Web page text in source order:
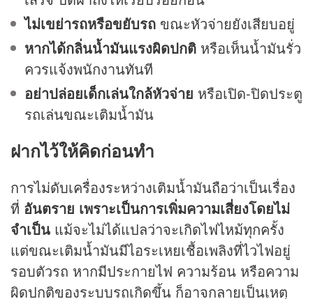
ไม่เขย่ารถหรือขยับรถ ขณะหัวจ่ายยังเสียบอยู่
หากได้กลิ่นน้ำมันแรงผิดปกติ หรือเห็นน้ำมันรั่ว
ควรแจ้งพนักงานทันที
อย่าปล่อยเด็กเล่นใกล้หัวจ่าย หรือเปิด-ปิดประตู
รถเล่นขณะเติมน้ำมัน
ฝากไว้ให้คิดก่อนทำ
การไม่ดับเครื่องระหว่างเติมน้ำมันถือว่าเป็นเรื่อง
ที่ อันตราย เพราะเป็นการเพิ่มความเสี่ยงโดยไม่
จำเป็น แม้จะไม่ได้แปลว่าจะเกิดไฟไหม้ทุกครั้ง
แต่ขณะเติมน้ำมันมีไอระเหยเชื้อเพลิงที่ไวไฟอยู่
รอบตัวรถ หากมีประกายไฟ ความร้อน หรือความ
ผิดปกติของระบบรถเกิดขึ้น ก็อาจกลายเป็นเหตุ